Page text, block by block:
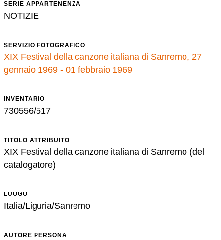
SERIE APPARTENENZA
NOTIZIE
SERVIZIO FOTOGRAFICO
XIX Festival della canzone italiana di Sanremo, 27
gennaio 1969 - 01 febbraio 1969
INVENTARIO
730556/517
TITOLO ATTRIBUITO
XIX Festival della canzone italiana di Sanremo (del
catalogatore)
LUOGO
Italia/Liguria/Sanremo
AUTORE PERSONA